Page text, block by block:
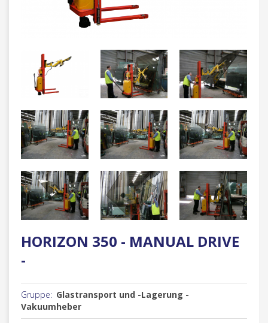
HORIZON 350 - MANUAL DRIVE
-
Gruppe: Glastransport und -Lagerung -
Vakuumheber